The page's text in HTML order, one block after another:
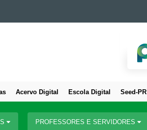
Acervo Digital Escola Digital Seed-PR
PROFESSORES E SERVIDORES